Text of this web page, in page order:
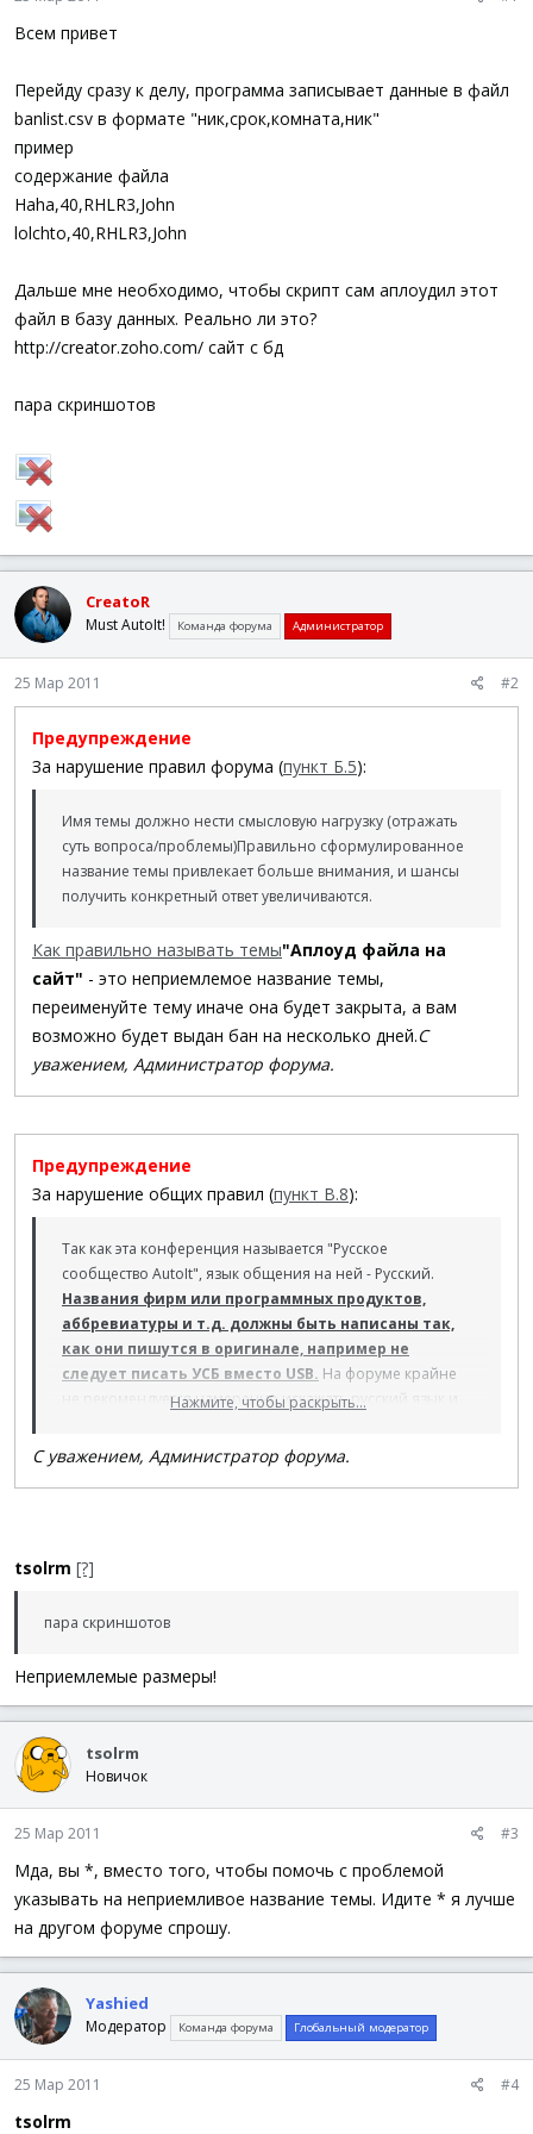
Всем привет
Перейду сразу к делу, программа записывает данные в файл
banlist.csv в формате "ник,срок,комната,ник"
пример
содержание файла
Haha,40,RHLR3,John
lolchto,40,RHLR3,John
Дальше мне необходимо, чтобы скрипт сам аплоудил этот
файл в базу данных. Реально ли это?
http://creator.zoho.com/ сайт с бд
пара скриншотов
CreatoR
Must AutoIt! Команда форума Администратор
25 Мар 2011 #2
Предупреждение
За нарушение правил форума (пункт Б.5):
Имя темы должно нести смысловую нагрузку (отражать
суть вопроса/проблемы)Правильно сформулированное
название темы привлекает больше внимания, и шансы
получить конкретный ответ увеличиваются.
Как правильно называть темы"Аплоуд файла на
сайт" - это неприемлемое название темы,
переименуйте тему иначе она будет закрыта, а вам
возможно будет выдан бан на несколько дней.С
уважением, Администратор форума.
Предупреждение
За нарушение общих правил (пункт В.8):
Так как эта конференция называется "Русское
сообщество AutoIt", язык общения на ней - Русский.
Названия фирм или программных продуктов,
аббревиатуры и т.д. должны быть написаны так,
как они пишутся в оригинале, например не
следует писать УСБ вместо USB. На форуме крайне
не рекомендуется намеренно искажать русский язык и
выпей йадау!".
Нажмите, чтобы раскрыть...
С уважением, Администратор форума.
tsolrm [?]
пара скриншотов
Неприемлемые размеры!
tsolrm
Новичок
25 Мар 2011 #3
Мда, вы *, вместо того, чтобы помочь с проблемой
указывать на неприемливое название темы. Идите * я лучше
на другом форуме спрошу.
Yashied
Модератор Команда форума Глобальный модератор
25 Мар 2011 #4
tsolrm